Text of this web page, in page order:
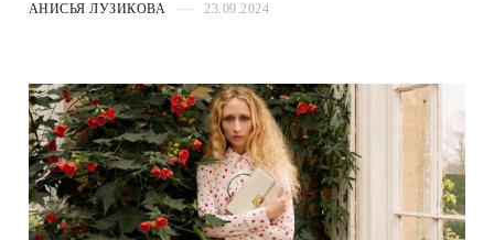
АНИСЬЯ ЛУЗИКОВА 23.09.2024